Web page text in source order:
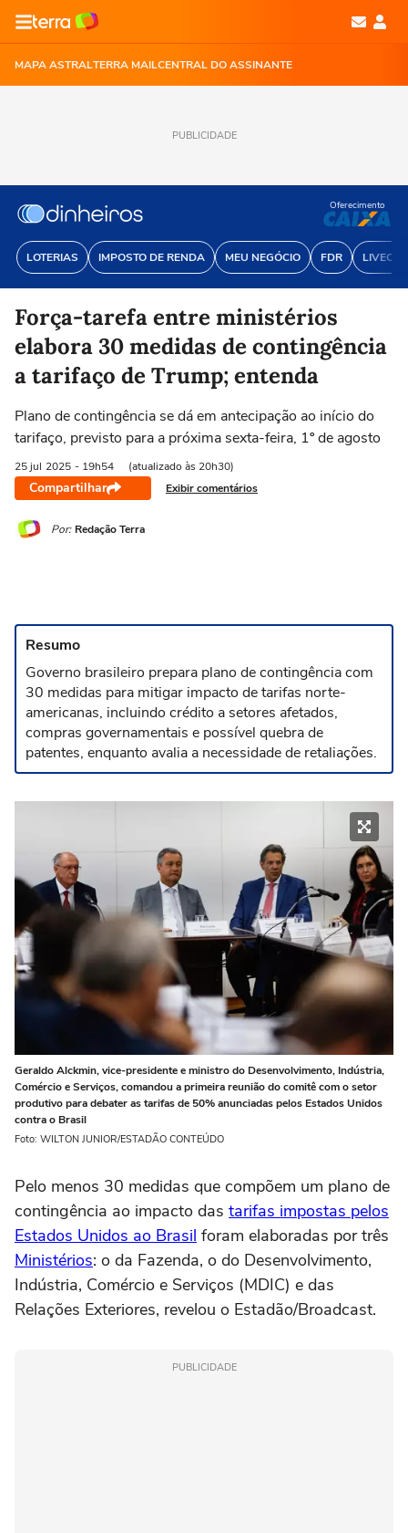
MAPA ASTRALTERRA MAILCENTRAL DO ASSINANTE
PUBLICIDADE
LOTERIAS IMPOSTO DE RENDA MEU NEGÓCIO FDR
Oferecimento
Força-tarefa entre ministérios
elabora 30 medidas de contingência
a tarifaço de Trump; entenda
Plano de contingência se dá em antecipação ao início do
tarifaço, previsto para a próxima sexta-feira, 1º de agosto
25 jul 2025 - 19h54 (atualizado às 20h30)
Compartilhar Exibir comentários
Por: Redação Terra
Resumo
Governo brasileiro prepara plano de contingência com
30 medidas para mitigar impacto de tarifas norte-
americanas, incluindo crédito a setores afetados,
compras governamentais e possível quebra de
patentes, enquanto avalia a necessidade de retaliações.
Geraldo Alckmin, vice-presidente e ministro do Desenvolvimento, Indústria,
Comércio e Serviços, comandou a primeira reunião do comitê com o setor
produtivo para debater as tarifas de 50% anunciadas pelos Estados Unidos
contra o Brasil
Foto: WILTON JUNIOR/ESTADÃO CONTEÚDO
Pelo menos 30 medidas que compõem um plano de
contingência ao impacto das tarifas impostas pelos
Estados Unidos ao Brasil foram elaboradas por três
Ministérios: o da Fazenda, o do Desenvolvimento,
Indústria, Comércio e Serviços (MDIC) e das
Relações Exteriores, revelou o Estadão/Broadcast.
PUBLICIDADE